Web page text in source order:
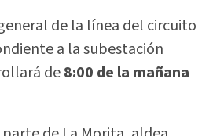
de la línea del circuito
a la subestación
de8:00 de la mañana